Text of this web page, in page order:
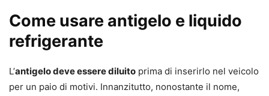
Come usare antigelo e liquido
refrigerante
L’antigelo deve essere diluito prima di inserirlo nel veicolo
per un paio di motivi. Innanzitutto, nonostante il nome,